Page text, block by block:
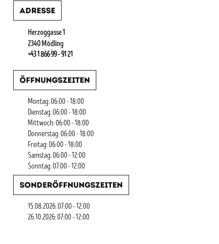
Adresse
Herzoggasse 1
2340 Mödling
+43 1 866 99 - 91 21
Öffnungszeiten
Montag: 06:00 - 18:00
Dienstag: 06:00 - 18:00
Mittwoch: 06:00 - 18:00
Donnerstag: 06:00 - 18:00
Freitag: 06:00 - 18:00
Samstag: 06:00 - 12:00
Sonntag: 07:00 - 12:00
Sonderöffnungszeiten
15.08.2026: 07:00 - 12:00
26.10.2026: 07:00 - 12:00